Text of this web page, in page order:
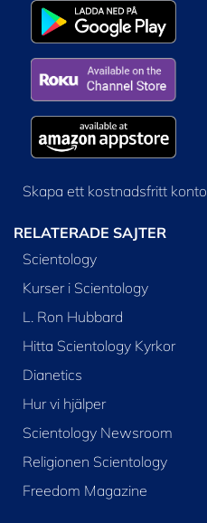
Skapa ett kostnadsfritt konto
RELATERADE SAJTER
Scientology
Kurser i Scientology
L. Ron Hubbard
Hitta Scientology Kyrkor
Dianetics
Hur vi hjälper
Scientology Newsroom
Religionen Scientology
Freedom Magazine